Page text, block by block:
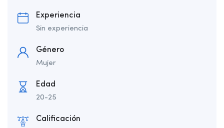
Experiencia
Sin experiencia
Género
Mujer
Edad
20-25
Calificación